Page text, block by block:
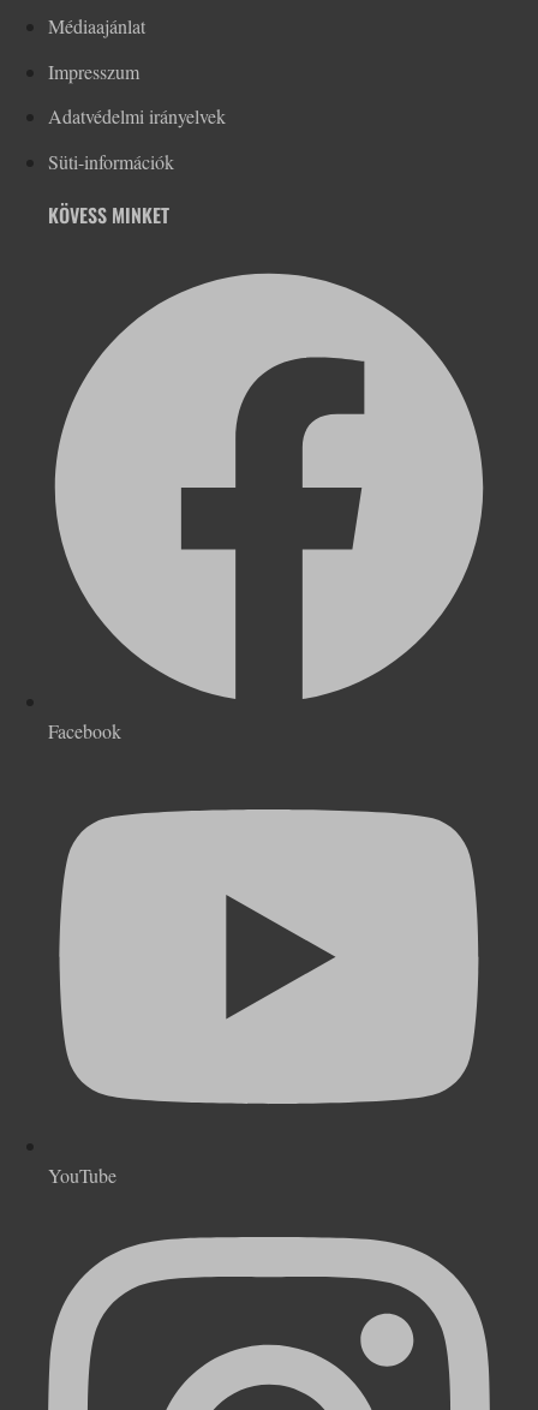
Médiaajánlat
Impresszum
Adatvédelmi irányelvek
Süti-információk
KÖVESS MINKET
Facebook
YouTube